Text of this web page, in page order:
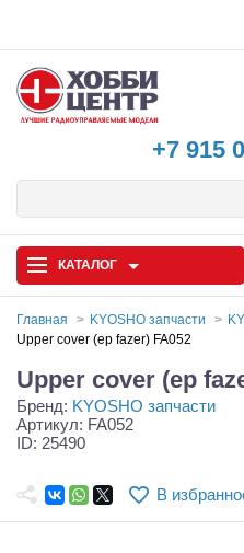
+7 915
КАТАЛОГ
Запчасти и аксессуары
Игрушки
Самолеты
Главная KYOSHO запчасти
Upper cover (ep fazer) FA052
Upper cover (ep
Бренд: KYOSHO запчасти
Артикул: FA052
ID: 25490
В